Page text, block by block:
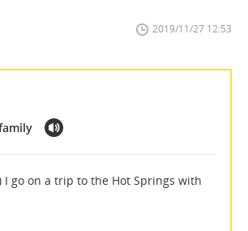
2019/11/27 12:53
go on a trip to the Hot Springs with